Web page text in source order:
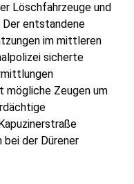
Löschfahrzeuge und
Der entstandene
im mittleren
sicherte
mögliche Zeugen um
der Dürener